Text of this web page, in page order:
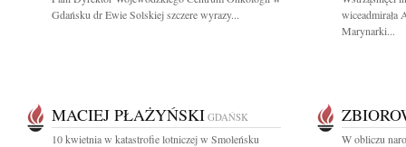
Gdańsku dr Ewie Solskiej szczere wyrazy...
wiceadmirała
Marynarki...
MACIEJ PŁAŻYŃSKI GDAŃSK
10 kwietnia w katastrofie lotniczej w Smoleńsku
W obliczu